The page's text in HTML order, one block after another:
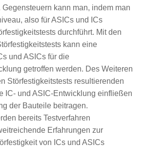
Gegensteuern kann man, indem man
also für ASICs und ICs
durchführt. Mit den
kann eine
und ASICs für die
getroffen werden. Des Weiteren
Störfestigkeitstests resultierenden
IC- und ASIC-Entwicklung einfließen
der Bauteile beitragen.
bereits Testverfahren
Erfahrungen zur
von ICs und ASICs